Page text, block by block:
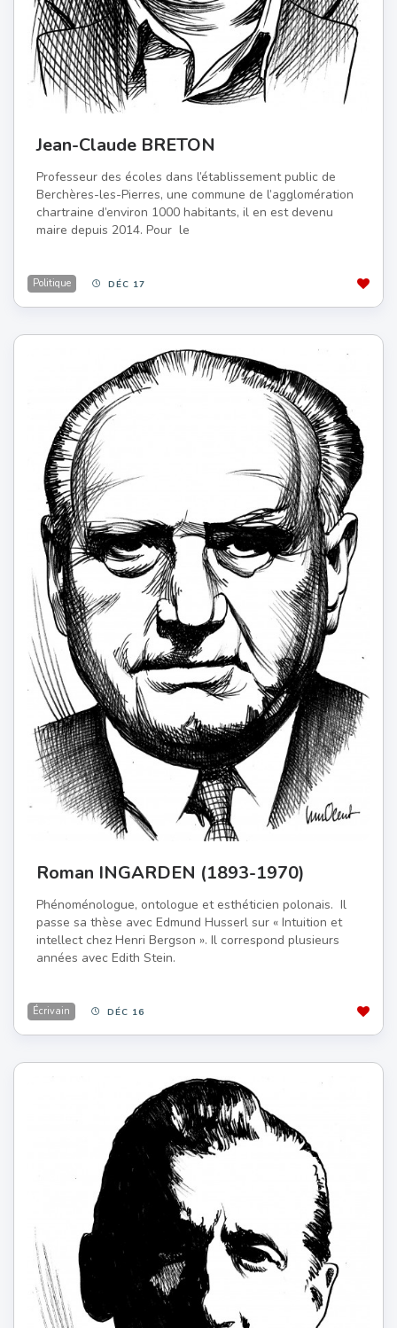
Jean-Claude BRETON
Professeur des écoles dans l’établissement public de
Berchères-les-Pierres, une commune de l’agglomération
chartraine d’environ 1000 habitants, il en est devenu
maire depuis 2014. Pour le
Politique DÉC 17
Roman INGARDEN (1893-1970)
Phénoménologue, ontologue et esthéticien polonais. Il
passe sa thèse avec Edmund Husserl sur « Intuition et
intellect chez Henri Bergson ». Il correspond plusieurs
années avec Edith Stein.
Écrivain DÉC 16